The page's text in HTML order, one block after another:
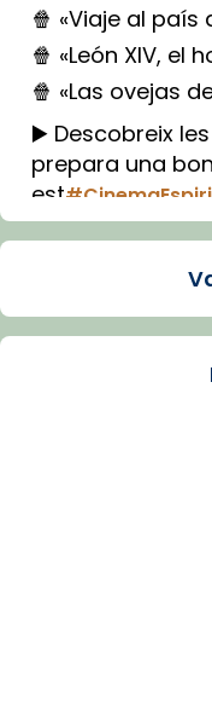
🍿 «Viaje al
🍿 «León XIV, el
🍿 «Las ovejas
▶️ Descobreix
prepara una
est
Imatge: